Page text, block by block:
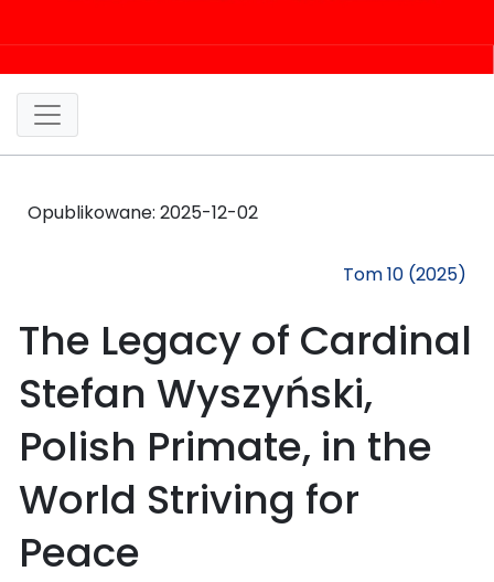
Opublikowane: 2025-12-02
Tom 10 (2025)
The Legacy of Cardinal
Stefan Wyszyński,
Polish Primate, in the
World Striving for
Peace